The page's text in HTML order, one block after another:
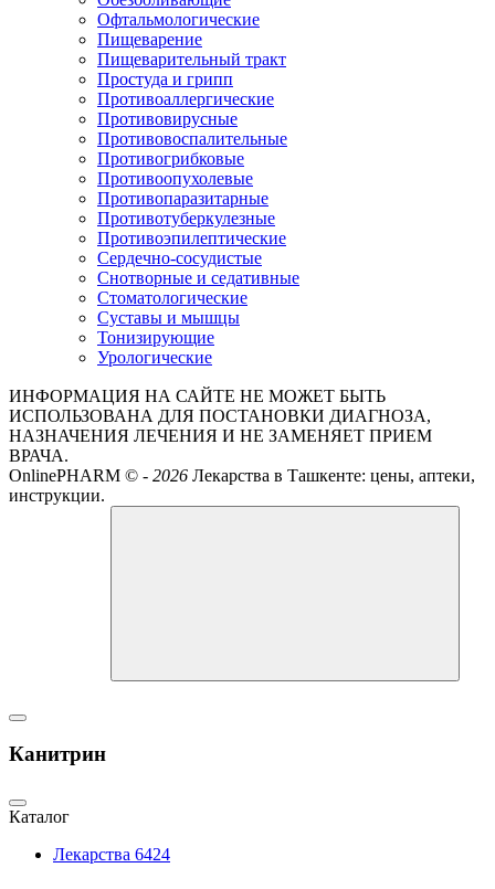
Офтальмологические
Пищеварение
Пищеварительный тракт
Простуда и грипп
Противоаллергические
Противовирусные
Противовоспалительные
Противогрибковые
Противоопухолевые
Противопаразитарные
Противотуберкулезные
Противоэпилептические
Сердечно-сосудистые
Снотворные и седативные
Стоматологические
Суставы и мышцы
Тонизирующие
Урологические
ИНФОРМАЦИЯ НА САЙТЕ НЕ МОЖЕТ БЫТЬ
ИСПОЛЬЗОВАНА ДЛЯ ПОСТАНОВКИ ДИАГНОЗА,
НАЗНАЧЕНИЯ ЛЕЧЕНИЯ И НЕ ЗАМЕНЯЕТ ПРИЕМ
ВРАЧА.
OnlinePHARM © - 2026 Лекарства в Ташкенте: цены, аптеки,
инструкции.
Канитрин
Каталог
Лекарства 6424